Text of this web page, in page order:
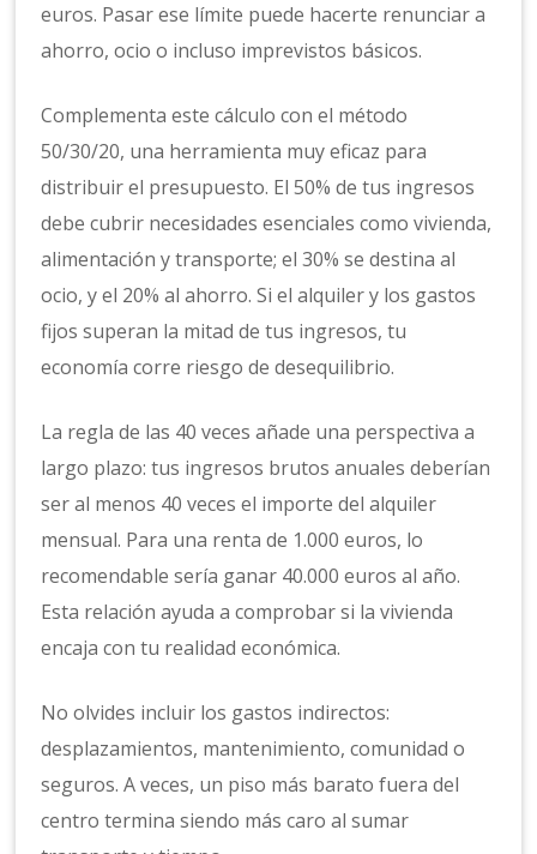
euros. Pasar ese límite puede hacerte renunciar a
ahorro, ocio o incluso imprevistos básicos.
Complementa este cálculo con el método
50/30/20, una herramienta muy eficaz para
distribuir el presupuesto. El 50% de tus ingresos
debe cubrir necesidades esenciales como vivienda,
alimentación y transporte; el 30% se destina al
ocio, y el 20% al ahorro. Si el alquiler y los gastos
fijos superan la mitad de tus ingresos, tu
economía corre riesgo de desequilibrio.
La regla de las 40 veces añade una perspectiva a
largo plazo: tus ingresos brutos anuales deberían
ser al menos 40 veces el importe del alquiler
mensual. Para una renta de 1.000 euros, lo
recomendable sería ganar 40.000 euros al año.
Esta relación ayuda a comprobar si la vivienda
encaja con tu realidad económica.
No olvides incluir los gastos indirectos:
desplazamientos, mantenimiento, comunidad o
seguros. A veces, un piso más barato fuera del
centro termina siendo más caro al sumar